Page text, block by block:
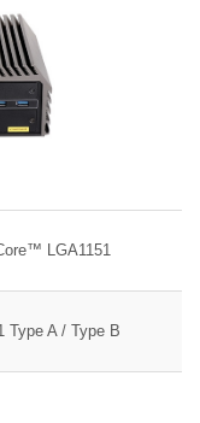
LGA1151
Type A / Type B